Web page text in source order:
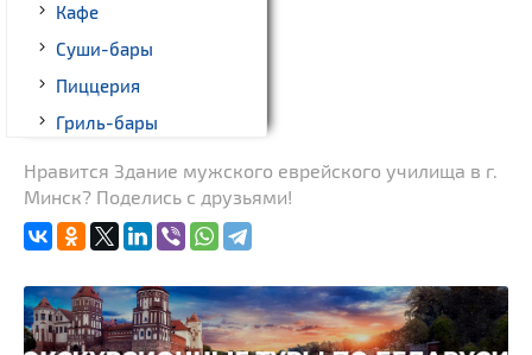
Кафе
Суши-бары
Пиццерия
Гриль-бары
Театры
Ночные клубы
Бильярд
Казино
Нравится Здание мужского еврейского училища в г.
Минск? Поделись с друзьями!